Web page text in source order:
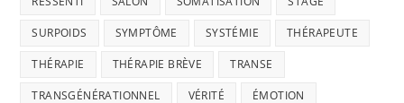
SURPOIDS SYMPTÔME SYSTÉMIE THÉRAPEUTE
THÉRAPIE THÉRAPIE BRÈVE TRANSE
TRANSGÉNÉRATIONNEL VÉRITÉ ÉMOTION